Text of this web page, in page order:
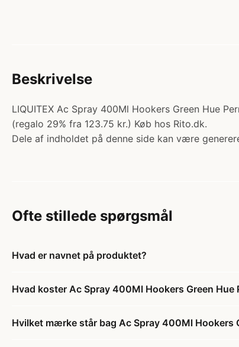
Beskrivelse
LIQUITEX Ac Spray 400Ml Hookers Green Hue
(regalo 29% fra 123.75 kr.) Køb hos Rito.dk.
Dele af indholdet på denne side kan være
Ofte stillede spørgsmål
Hvad er navnet på produktet?
Hvad koster Ac Spray 400Ml Hookers Green Hue
Hvilket mærke står bag Ac Spray 400Ml Hookers